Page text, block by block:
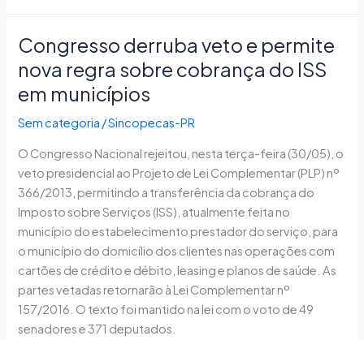
Congresso derruba veto e permite
nova regra sobre cobrança do ISS
em municípios
Sem categoria /Sincopecas-PR
O Congresso Nacional rejeitou, nesta terça-feira (30/05), o
veto presidencial ao Projeto de Lei Complementar (PLP) nº
366/2013, permitindo a transferência da cobrança do
Imposto sobre Serviços (ISS), atualmente feita no
município do estabelecimento prestador do serviço, para
o município do domicílio dos clientes nas operações com
cartões de crédito e débito, leasing e planos de saúde. As
partes vetadas retornarão à Lei Complementar nº
157/2016. O texto foi mantido na lei com o voto de 49
senadores e 371 deputados.
Congresso
derruba
veto
e
permite
regra
sobre
cobrança
do
ISS
em
municípios